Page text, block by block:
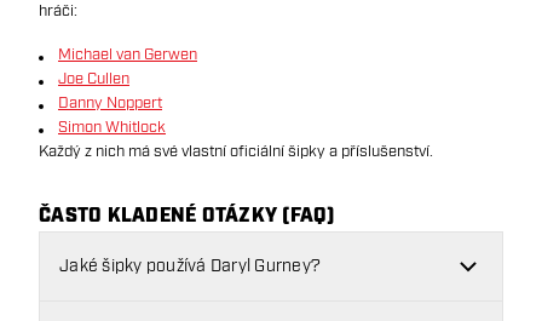
hráči:
Michael van Gerwen
Joe Cullen
Danny Noppert
Simon Whitlock
Každý z nich má své vlastní oficiální šipky a příslušenství.
ČASTO KLADENÉ OTÁZKY (FAQ)
Jaké šipky používá Daryl Gurney?